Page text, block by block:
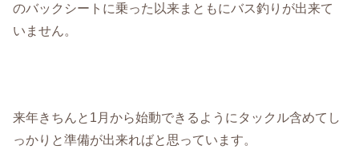
のバックシートに乗った以来まともにバス釣りが出来て
いません。
来年きちんと1月から始動できるようにタックル含めてし
っかりと準備が出来ればと思っています。